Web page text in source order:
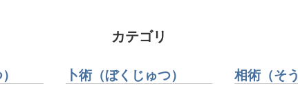
カテゴリ
卜術（ぼくじゅつ） 相術（そ